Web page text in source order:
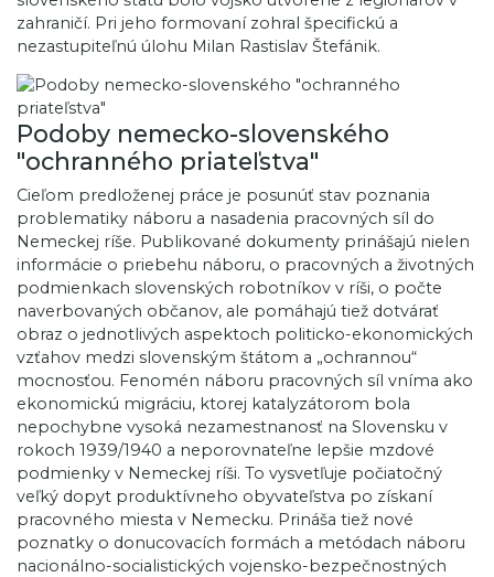
zahraničí. Pri jeho formovaní zohral špecifickú a
nezastupiteľnú úlohu Milan Rastislav Štefánik.
Podoby nemecko-slovenského
"ochranného priateľstva"
Cieľom predloženej práce je posunúť stav poznania
problematiky náboru a nasadenia pracovných síl do
Nemeckej ríše. Publikované dokumenty prinášajú nielen
informácie o priebehu náboru, o pracovných a životných
podmienkach slovenských robotníkov v ríši, o počte
naverbovaných občanov, ale pomáhajú tiež dotvárať
obraz o jednotlivých aspektoch politicko-ekonomických
vzťahov medzi slovenským štátom a „ochrannou“
mocnosťou. Fenomén náboru pracovných síl vníma ako
ekonomickú migráciu, ktorej katalyzátorom bola
nepochybne vysoká nezamestnanosť na Slovensku v
rokoch 1939/1940 a neporovnateľne lepšie mzdové
podmienky v Nemeckej ríši. To vysvetľuje počiatočný
veľký dopyt produktívneho obyvateľstva po získaní
pracovného miesta v Nemecku. Prináša tiež nové
poznatky o donucovacích formách a metódach náboru
nacionálno-socialistických vojensko-bezpečnostných